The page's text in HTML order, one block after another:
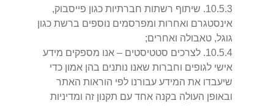
10.5.3
. שיתוף רשתות חברתיות כגון פייסבוק,
אינסטגרם ואחרות ומפרסמים נוספים ברשת כגון
גוגל, טאבולה ואחרים;
10.5.4
. לצרכים סטטיסטים – אנו מספקים מידע
אישי לגופים וחברות שאנו נותנים בהן אמון כדי
שיעבדו את המידע עבורנו לפי הוראות האתר
ובאופן העולה בקנה אחד עם תקנון זה ומדיניות